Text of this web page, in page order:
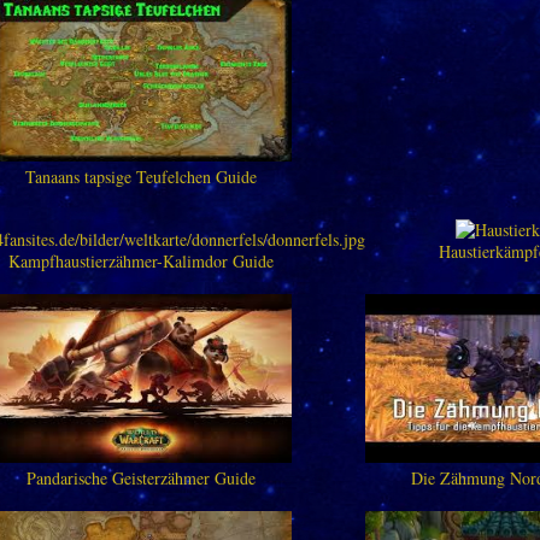
Tanaans tapsige Teufelchen Guide
Kampfhaustierzähmer-Kalimdor Guide
Pandarische Geisterzähmer Guide Die Zähmung